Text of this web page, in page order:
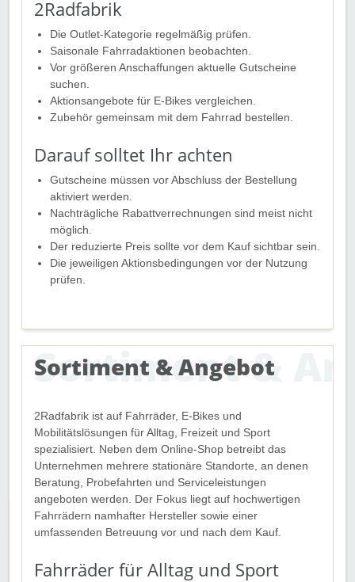
2Radfabrik
Die Outlet-Kategorie regelmäßig prüfen.
Saisonale Fahrradaktionen beobachten.
Vor größeren Anschaffungen aktuelle Gutscheine
suchen.
Aktionsangebote für E-Bikes vergleichen.
Zubehör gemeinsam mit dem Fahrrad bestellen.
Darauf solltet Ihr achten
Gutscheine müssen vor Abschluss der Bestellung
aktiviert werden.
Nachträgliche Rabattverrechnungen sind meist nicht
möglich.
Der reduzierte Preis sollte vor dem Kauf sichtbar sein.
Die jeweiligen Aktionsbedingungen vor der Nutzung
prüfen.
Sortiment & Angebot
2Radfabrik ist auf Fahrräder, E-Bikes und
Mobilitätslösungen für Alltag, Freizeit und Sport
spezialisiert. Neben dem Online-Shop betreibt das
Unternehmen mehrere stationäre Standorte, an denen
Beratung, Probefahrten und Serviceleistungen
angeboten werden. Der Fokus liegt auf hochwertigen
Fahrrädern namhafter Hersteller sowie einer
umfassenden Betreuung vor und nach dem Kauf.
Fahrräder für Alltag und Sport